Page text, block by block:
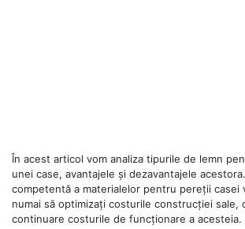
În acest articol vom analiza tipurile de lemn
unei case, avantajele și dezavantajele
competentă a materialelor pentru pereții casei
numai să optimizați costurile construcției sale,
continuare costurile de funcționare a acesteia.